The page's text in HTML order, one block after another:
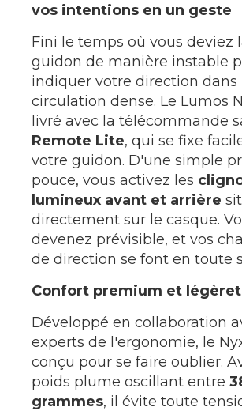
vos intentions en un geste
Fini le temps où vous deviez
guidon de manière instable
indiquer votre direction dans
circulation dense. Le Lumos
livré avec la télécommande
Remote Lite, qui se fixe
votre guidon. D'une simple
pouce, vous activez les
lumineux avant et arrière
directement sur le casque.
devenez prévisible, et vos
de direction se font en toute
Confort premium et
Développé en collaboration
experts de l'ergonomie, le
conçu pour se faire oublier.
poids plume oscillant entre
grammes, il évite toute